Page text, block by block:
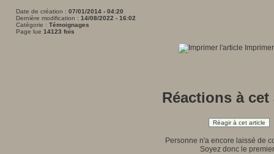
Date de création : 07/01/2014 - 04:20
Dernière modification : 14/08/2022 - 16:02
Catégorie : Témoignages
Page lue 14123 fois
Réactions à cet
Réagir à cet article
Personne n'a encore laissé de
Soyez donc le